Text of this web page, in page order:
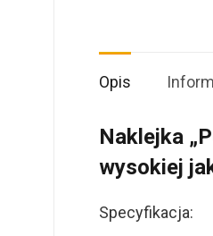
Opis
Naklejka
wysokiej
Specyfikacja: